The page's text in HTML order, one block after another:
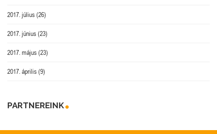
2017. július(26)
2017. június(23)
2017. május(23)
2017. április(9)
PARTNEREINK